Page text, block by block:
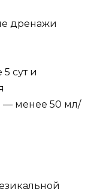
дренажи
сут и
— менее 50 мл/